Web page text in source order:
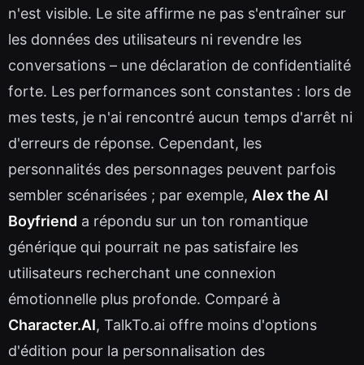
n'est visible. Le site affirme ne pas s'entraîner sur
les données des utilisateurs ni revendre les
conversations – une déclaration de confidentialité
forte. Les performances sont constantes : lors de
mes tests, je n'ai rencontré aucun temps d'arrêt ni
d'erreurs de réponse. Cependant, les
personnalités des personnages peuvent parfois
sembler scénarisées ; par exemple, Alex the AI
Boyfriend a répondu sur un ton romantique
générique qui pourrait ne pas satisfaire les
utilisateurs recherchant une connexion
émotionnelle plus profonde. Comparé à
Character.AI, TalkTo.ai offre moins d'options
d'édition pour la personnalisation des